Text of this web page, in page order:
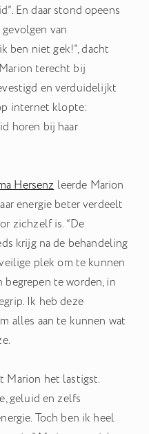
En daar stond opeens
van
ben niet gek!”, dacht
terecht bij
en verduidelijkt
internet klopte:
horen bij haar
Hersenzleerde Marion
energie beter verdeelt
zichzelf is. “De
krijg na de behandeling
plek om te kunnen
te worden, in
Ik heb deze
alles aan te kunnen wat
Marion het lastigst.
geluid en zelfs
Toch ben ik heel